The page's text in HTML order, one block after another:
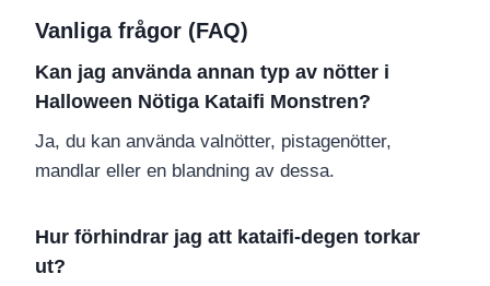
Vanliga frågor (FAQ)
Kan jag använda annan typ av nötter i
Halloween Nötiga Kataifi Monstren?
Ja, du kan använda valnötter, pistagenötter,
mandlar eller en blandning av dessa.
Hur förhindrar jag att kataifi-degen torkar
ut?